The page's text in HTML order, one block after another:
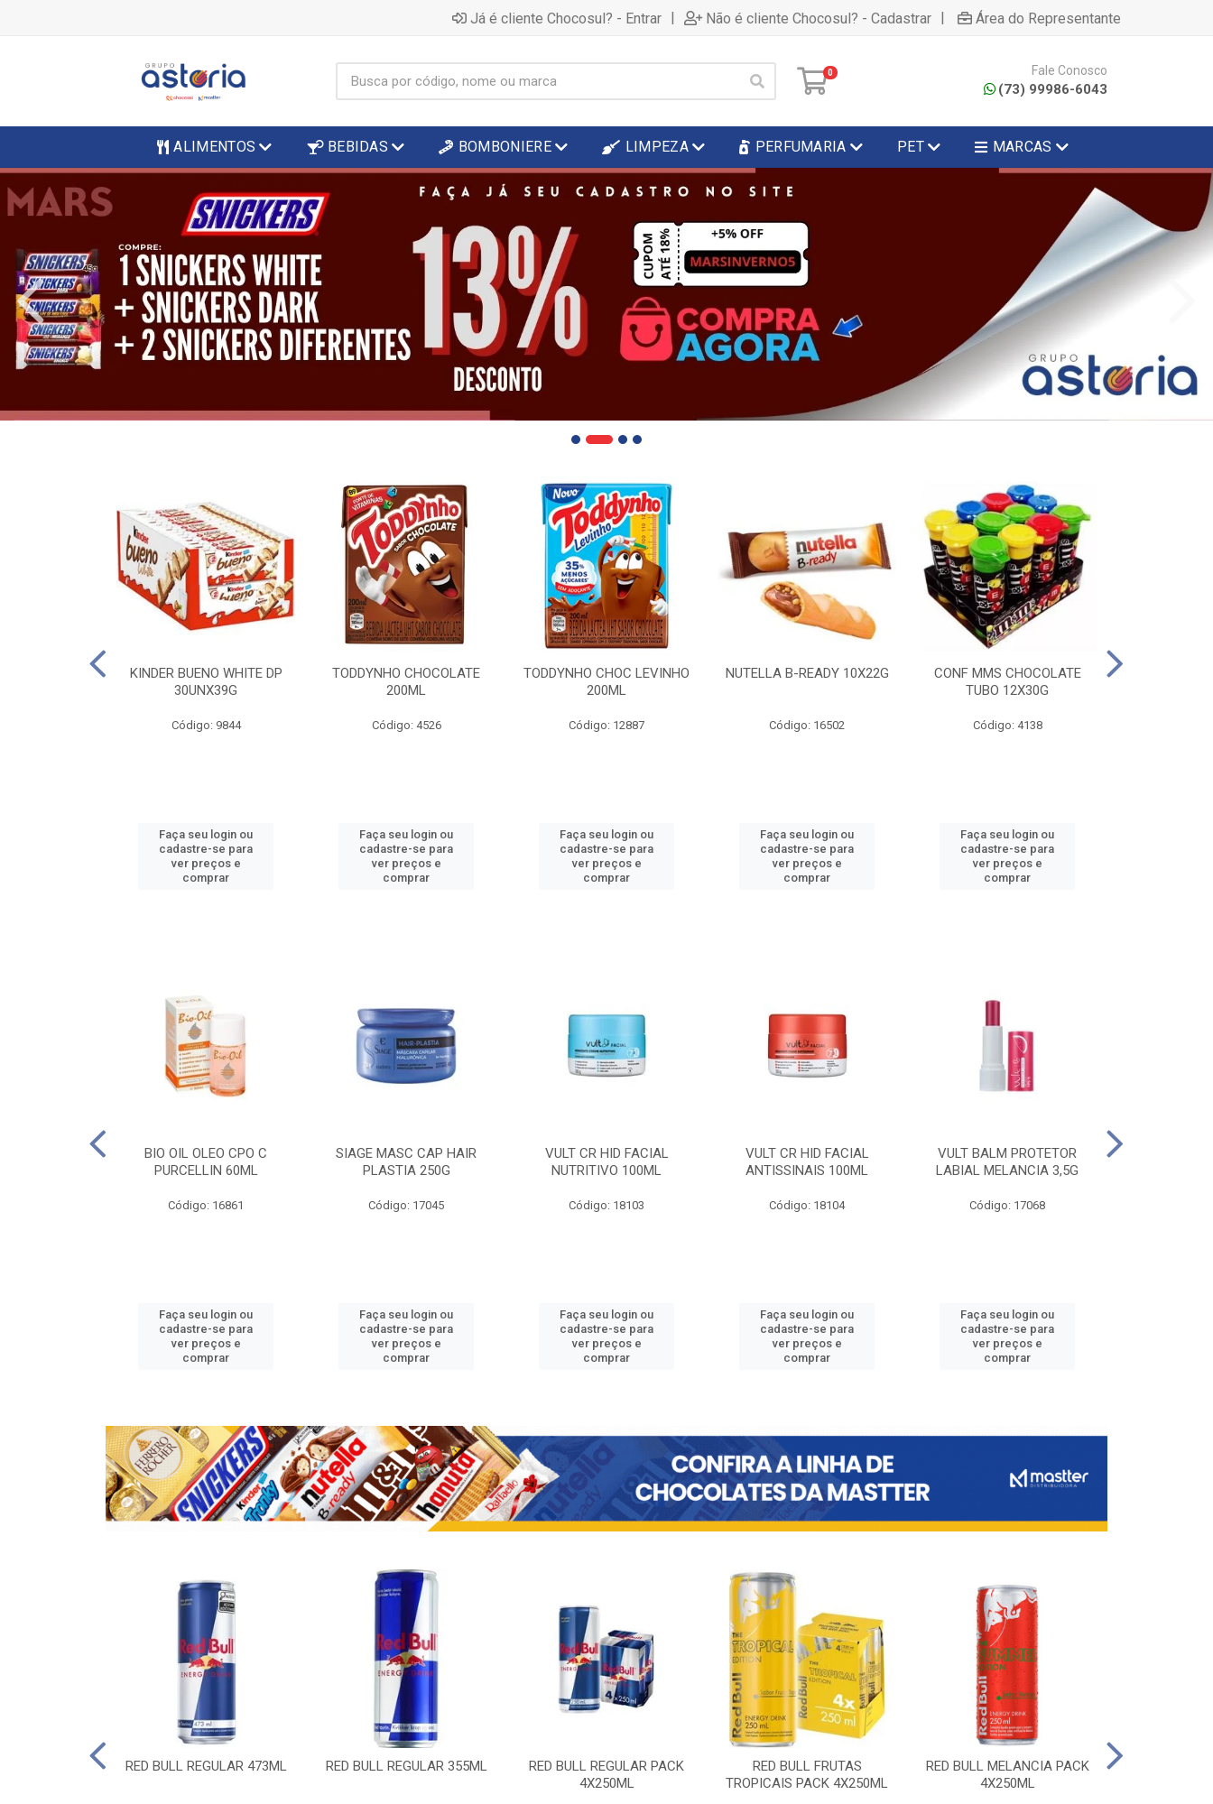
Já é cliente Chocosul? - Entrar | Não é cliente Chocosul? - Cadastrar | Área do Representante
0 Fale Conosco
(73) 99986-6043
ALIMENTOS BEBIDAS BOMBONIERE LIMPEZA PERFUMARIA PET MARCAS
KINDER BUENO WHITE DP
30UNX39G
Código: 9844
Faça seu login ou
cadastre-se para
ver preços e
comprar
TODDYNHO CHOCOLATE
200ML
Código: 4526
Faça seu login ou
cadastre-se para
ver preços e
comprar
TODDYNHO CHOC LEVINHO
200ML
Código: 12887
Faça seu login ou
cadastre-se para
ver preços e
comprar
NUTELLA B-READY 10X22G
Código: 16502
Faça seu login ou
cadastre-se para
ver preços e
comprar
CONF MMS CHOCOLATE
TUBO 12X30G
Código: 4138
Faça seu login ou
cadastre-se para
ver preços e
comprar
BIO OIL OLEO CPO C
PURCELLIN 60ML
Código: 16861
Faça seu login ou
cadastre-se para
ver preços e
comprar
SIAGE MASC CAP HAIR
PLASTIA 250G
Código: 17045
Faça seu login ou
cadastre-se para
ver preços e
comprar
VULT CR HID FACIAL
NUTRITIVO 100ML
Código: 18103
Faça seu login ou
cadastre-se para
ver preços e
comprar
VULT CR HID FACIAL
ANTISSINAIS 100ML
Código: 18104
Faça seu login ou
cadastre-se para
ver preços e
comprar
VULT BALM PROTETOR
LABIAL MELANCIA 3,5G
Código: 17068
Faça seu login ou
cadastre-se para
ver preços e
comprar
RED BULL REGULAR 473ML RED BULL REGULAR 355ML
RED BULL REGULAR PACK
4X250ML
RED BULL FRUTAS
TROPICAIS PACK 4X250ML
RED BULL MELANCIA PACK
4X250ML